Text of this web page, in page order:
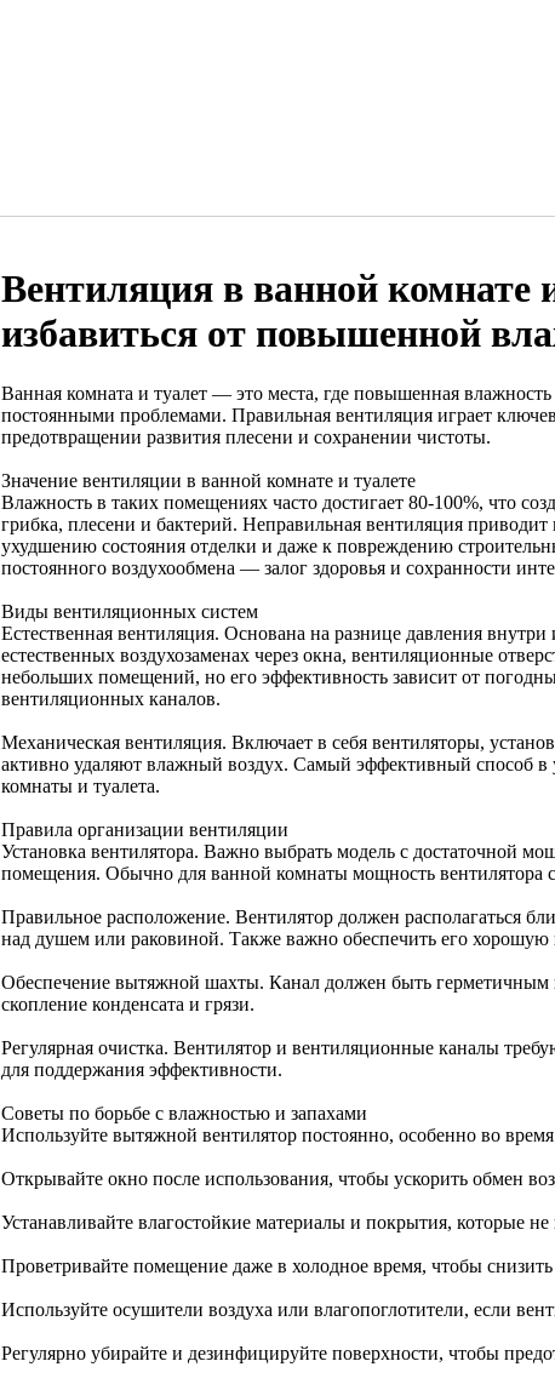
Вентиляция в ванной комнате
избавиться от повышенной
Ванная комната и туалет — это места, где повышенная
постоянными проблемами. Правильная вентиляция играет
предотвращении развития плесени и сохранении чистоты.
Значение вентиляции в ванной комнате и туалете
Влажность в таких помещениях часто достигает 80-100%, что
грибка, плесени и бактерий. Неправильная вентиляция
ухудшению состояния отделки и даже к повреждению
постоянного воздухообмена — залог здоровья и сохранности
Виды вентиляционных систем
Естественная вентиляция. Основана на разнице давления
естественных воздухозаменах через окна, вентиляционные
небольших помещений, но его эффективность зависит от
вентиляционных каналов.
Механическая вентиляция. Включает в себя вентиляторы,
активно удаляют влажный воздух. Самый эффективный способ в
комнаты и туалета.
Правила организации вентиляции
Установка вентилятора. Важно выбрать модель с достаточной
помещения. Обычно для ванной комнаты мощность вентилятора
Правильное расположение. Вентилятор должен располагаться
над душем или раковиной. Также важно обеспечить его
Обеспечение вытяжной шахты. Канал должен быть
скопление конденсата и грязи.
Регулярная очистка. Вентилятор и вентиляционные каналы
для поддержания эффективности.
Советы по борьбе с влажностью и запахами
Используйте вытяжной вентилятор постоянно, особенно во
Открывайте окно после использования, чтобы ускорить обмен
Устанавливайте влагостойкие материалы и покрытия, которые
Проветривайте помещение даже в холодное время, чтобы
Используйте осушители воздуха или влагопоглотители, если
Регулярно убирайте и дезинфицируйте поверхности, чтобы